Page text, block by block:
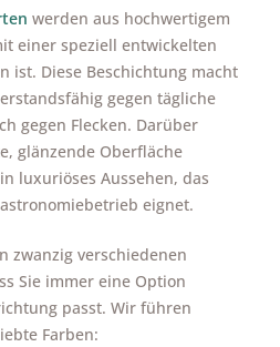
werden aus hochwertigem
einer speziell entwickelten
ist. Diese Beschichtung macht
gegen tägliche
gegen Flecken. Darüber
glänzende Oberfläche
luxuriöses Aussehen, das
eignet.
zwanzig verschiedenen
Sie immer eine Option
passt. Wir führen
Farben: